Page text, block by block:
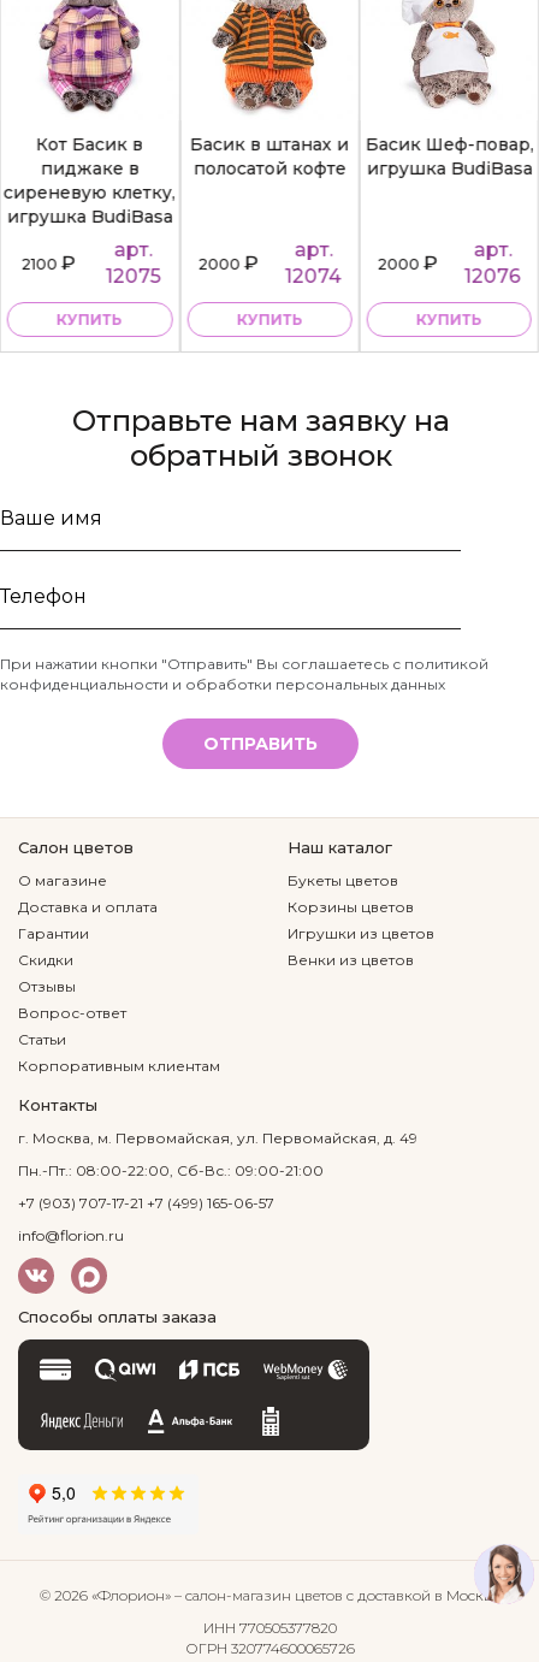
Кот Басик в
пиджаке в
сиреневую клетку,
игрушка BudiBasa
2100₽
арт.
12075
КУПИТЬ
Басик в штанах и
полосатой кофте
2000₽
арт.
12074
КУПИТЬ
Басик Шеф-повар,
игрушка BudiBasa
2000₽
арт.
12076
КУПИТЬ
Отправьте нам заявку на
обратный звонок
Ваше
Телефон
*
При нажатии кнопки "Отправить" Вы соглашаетесь с политикой
конфиденциальности и обработки персональных данных
ОТПРАВИТЬ
Салон цветов
О магазине
Доставка и оплата
Гарантии
Скидки
Отзывы
Вопрос-ответ
Статьи
Корпоративным клиентам
Наш каталог
Букеты цветов
Корзины цветов
Игрушки из цветов
Венки из цветов
Контакты
г. Москва, м. Первомайская, ул. Первомайская, д. 49
Пн.-Пт.: 08:00-22:00, Сб-Вс.: 09:00-21:00
+7 (903) 707-17-21 +7 (499) 165-06-57
info@florion.ru
Способы оплаты заказа
© 2026 «Флорион» – салон-магазин цветов с доставкой в Москве
ИНН 770505377820
ОГРН 320774600065726